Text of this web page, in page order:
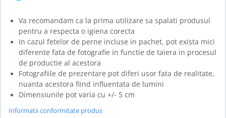
Va recomandam ca la prima utilizare sa spalati produsul
pentru a respecta o igiena corecta
In cazul fetelor de perne incluse in pachet, pot exista mici
diferente fata de fotografie in functie de taiera in procesul
de productie al acestora
Fotografiile de prezentare pot diferi usor fata de realitate,
nuanta acestora fiind influentata de lumini
Dimensiunile pot varia cu +/- 5 cm
Informatii conformitate produs